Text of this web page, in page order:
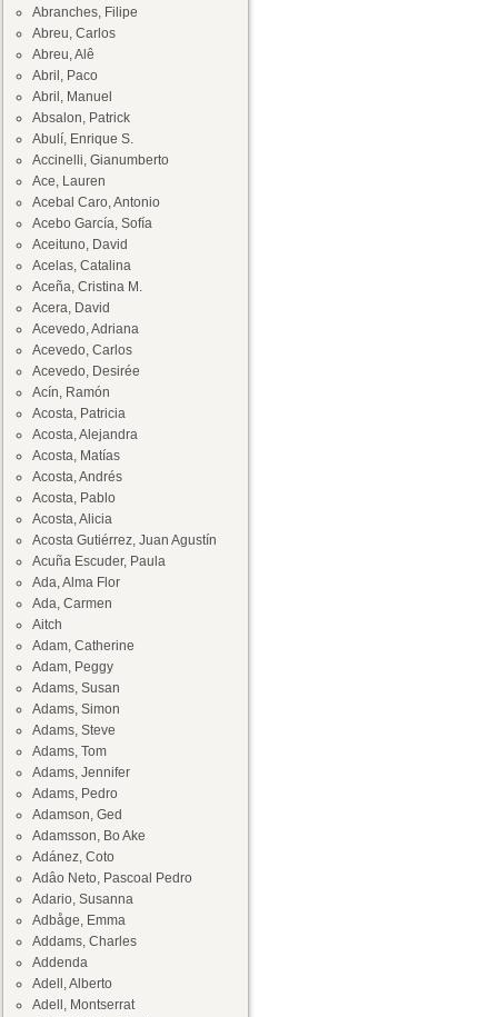
Abranches, Filipe
Abreu, Carlos
Abreu, Alê
Abril, Paco
Abril, Manuel
Absalon, Patrick
Abulí, Enrique S.
Accinelli, Gianumberto
Ace, Lauren
Acebal Caro, Antonio
Acebo García, Sofía
Aceituno, David
Acelas, Catalina
Aceña, Cristina M.
Acera, David
Acevedo, Adriana
Acevedo, Carlos
Acevedo, Desirée
Acín, Ramón
Acosta, Patricia
Acosta, Alejandra
Acosta, Matías
Acosta, Andrés
Acosta, Pablo
Acosta, Alicia
Acosta Gutiérrez, Juan Agustín
Acuña Escuder, Paula
Ada, Alma Flor
Ada, Carmen
Aitch
Adam, Catherine
Adam, Peggy
Adams, Susan
Adams, Simon
Adams, Steve
Adams, Tom
Adams, Jennifer
Adams, Pedro
Adamson, Ged
Adamsson, Bo Ake
Adánez, Coto
Adâo Neto, Pascoal Pedro
Adario, Susanna
Adbåge, Emma
Addams, Charles
Addenda
Adell, Alberto
Adell, Montserrat